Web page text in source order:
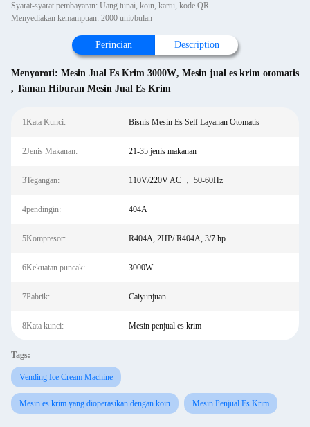
Syarat-syarat pembayaran: Uang tunai, koin, kartu, kode QR
Menyediakan kemampuan: 2000 unit/bulan
Perincian Description
Menyoroti: Mesin Jual Es Krim 3000W, Mesin jual es krim otomatis
, Taman Hiburan Mesin Jual Es Krim
1Kata Kunci: Bisnis Mesin Es Self Layanan Otomatis
2Jenis Makanan: 21-35 jenis makanan
3Tegangan: 110V/220V AC ， 50-60Hz
4pendingin: 404A
5Kompresor: R404A, 2HP/ R404A, 3/7 hp
6Kekuatan puncak: 3000W
7Pabrik: Caiyunjuan
8Kata kunci: Mesin penjual es krim
Tags:
Vending Ice Cream Machine
Mesin es krim yang dioperasikan dengan koin Mesin Penjual Es Krim